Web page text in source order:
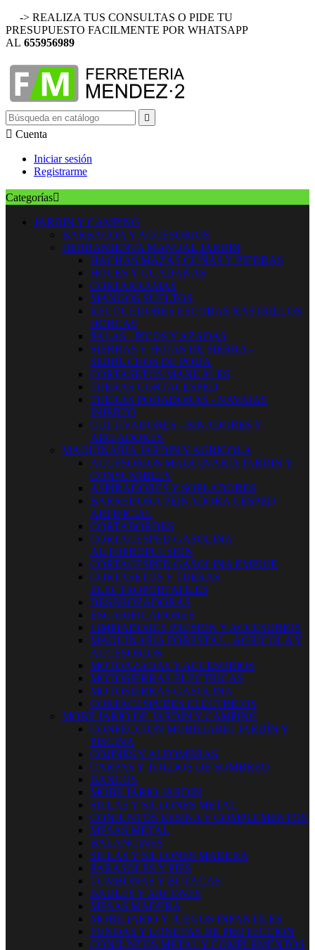
-> REALIZA TUS CONSULTAS O PIDE TU
PRESUPUESTO FACILMENTE POR WHATSAPP
AL 655956989

 Cuenta
Iniciar sesión
Registrarme
Categorías
JARDIN Y CAMPING
BARBACOA Y ACCESORIOS
HERRAMIENTA MANUAL JARDIN
HACHAS MAZAS CUÑAS Y PIEDRAS
HOCES Y GUADAÑAS
CORTARRAMAS
MANGOS SUELTOS
RECOGEDORES ESCOBAS RASTRILLOS
HORCAS
PALAS - PICOS Y AZADAS
SIERRAS Y HOJAS DE SIERRA -
SERRUCHOS DE PODA
CORTASETOS MANUALES
TIJERAS CORTACESPED
TIJERAS PODADORAS - NAVAJAS
INJERTO
CULTIVADORES - BINADORES Y
AIREADORES
MAQUINARIA JARDIN Y AGRICOLA
ACCESORIOS MAQUINARIA JARDIN Y
CONSUMIBLES
ASPIRADORES Y SOPLADORES
BARREDORA PEINADORA CESPED
ARTIFICIAL
CORTABORDES
CORTACESPED GASOLINA
AUTOPROPULSION
CORTACESPED GASOLINA EMPUJE
CORTASETOS Y TIJERAS
ELECTROPORTATILES
DESBROZADORAS
ESCARIFICADORES
LIMPIADORES PRESION Y ACCESORIOS
MAQUINARIA FORESTAL - AGRICOLA Y
ACCESORIOS
MOTOAZADAS Y ACCESORIOS
MOTOSIERRAS ELECTRICAS
MOTOSIERRAS GASOLINA
CORTACESPEDES ELECTRICOS
MOBILIARIO DE JARDIN Y CAMPING
CONFECCION MOBILIARIO JARDÍN Y
PISCINA
COJINES Y ALFOMBRAS
CARPAS Y TOLDOS DE SOMBREO
BANCOS
MOBILIARIO JARDIN
SILLAS Y SILLONES METAL
CONJUNTOS RESINA Y COMPLEMENTOS
MESAS METAL
BALANCINES
SILLAS Y SILLONES MADERA
PARASOLES Y PIES
TUMBONAS Y BUTACAS
BAULES Y ARCONES
MESAS MADERA
MOBILIARIO Y JUEGOS INFANTILES
FUNDAS Y LONETAS DE PROTECCIÓN
CONJUNTOS METAL Y COMPLEMENTOS